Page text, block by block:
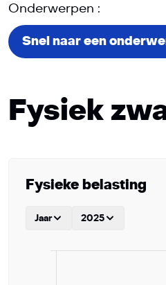
Onderwerpen :
Snel naar een
Fysiek
Fysieke belasting
Jaar 2025